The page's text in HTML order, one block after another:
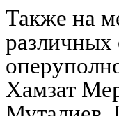
Также на
различных
Хамзат